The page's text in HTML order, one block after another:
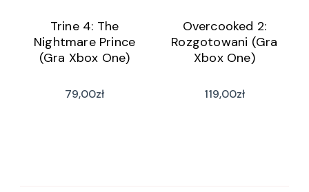
Trine 4: The
Nightmare Prince
(Gra Xbox One)
79,00zł
Overcooked 2:
Rozgotowani (Gra
Xbox One)
119,00zł